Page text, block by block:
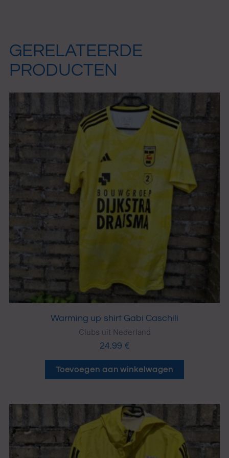
GERELATEERDE
PRODUCTEN
Warming up shirt Gabi Caschili
Clubs uit Nederland
24.99 €
Toevoegen aan winkelwagen